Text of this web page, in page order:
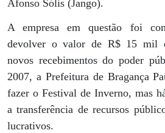
Afonso Sólis (Jango).
A empresa em questão foi
devolver o valor de R$ 15 mil
novos recebimentos do poder
2007, a Prefeitura de Bragança
fazer o Festival de Inverno, mas
a transferência de recursos
lucrativos.